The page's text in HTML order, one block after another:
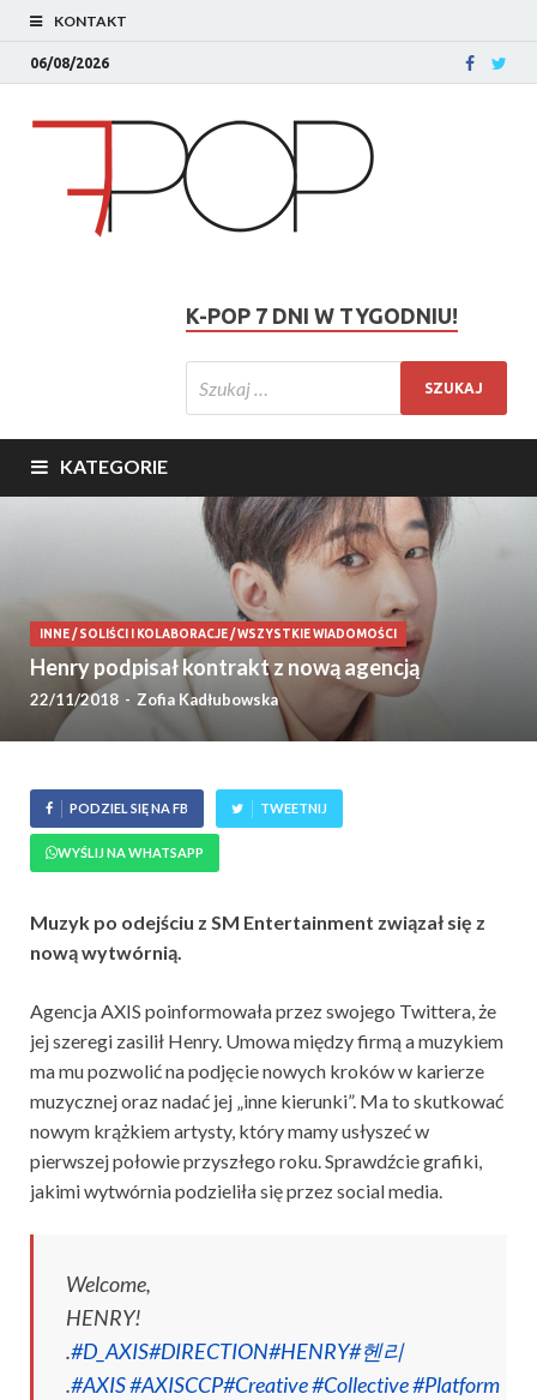
KONTAKT
06/08/2026
K-POP 7 DNI W TYGODNIU!
KATEGORIE
INNE/SOLIŚCI I KOLABORACJE/WSZYSTKIE WIADOMOŚCI
Henry podpisał kontrakt z nową agencją
22/11/2018 - Zofia Kadłubowska
PODZIEL SIĘ NA FB TWEETNIJ
WYŚLIJ NA WHATSAPP
Muzyk po odejściu z SM Entertainment związał się z
nową wytwórnią.
Agencja AXIS poinformowała przez swojego Twittera, że
jej szeregi zasilił Henry. Umowa między firmą a muzykiem
ma mu pozwolić na podjęcie nowych kroków w karierze
muzycznej oraz nadać jej „inne kierunki”. Ma to skutkować
nowym krążkiem artysty, który mamy usłyszeć w
pierwszej połowie przyszłego roku. Sprawdźcie grafiki,
jakimi wytwórnia podzieliła się przez social media.
Welcome,
HENRY!
.#D_AXIS#DIRECTION#HENRY#헨리
.#AXIS#AXISCCP#Creative#Collective#Platform